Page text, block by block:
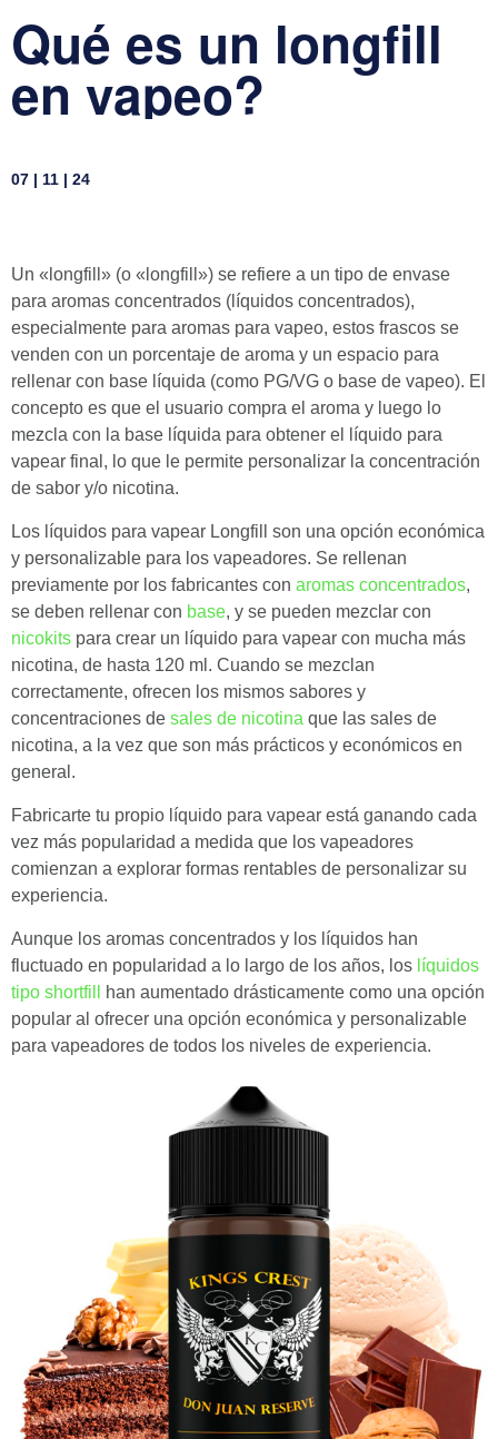
07 | 11 | 24
Qué es un longfill
en vapeo?
Un «longfill» (o «longfill») se refiere a un tipo de envase
para aromas concentrados (líquidos concentrados),
especialmente para aromas para vapeo, estos frascos se
venden con un porcentaje de aroma y un espacio para
rellenar con base líquida (como PG/VG o base de vapeo). El
concepto es que el usuario compra el aroma y luego lo
mezcla con la base líquida para obtener el líquido para
vapear final, lo que le permite personalizar la concentración
de sabor y/o nicotina.
Los líquidos para vapear Longfill son una opción económica
y personalizable para los vapeadores. Se rellenan
previamente por los fabricantes con aromas concentrados,
se deben rellenar con base, y se pueden mezclar con
nicokits para crear un líquido para vapear con mucha más
nicotina, de hasta 120 ml. Cuando se mezclan
correctamente, ofrecen los mismos sabores y
concentraciones de sales de nicotina que las sales de
nicotina, a la vez que son más prácticos y económicos en
general.
Fabricarte tu propio líquido para vapear está ganando cada
vez más popularidad a medida que los vapeadores
comienzan a explorar formas rentables de personalizar su
experiencia.
Aunque los aromas concentrados y los líquidos han
fluctuado en popularidad a lo largo de los años, los líquidos
tipo shortfill
han aumentado drásticamente como una opción
popular al ofrecer una opción económica y personalizable
para vapeadores de todos los niveles de experiencia.